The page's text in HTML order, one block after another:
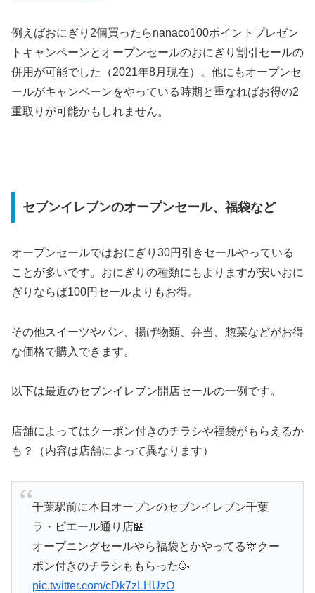
例えばおにぎり2個買ったらnanaco100ポイントプレゼン
トキャンペーンとオープンセールのおにぎり割引セールの
併用が可能でした（2021年8月現在）。他にもオープンセ
ールがキャンペーンをやっている時期と重なればお得の2
重取りが可能かもしれません。
セブンイレブンのオープンセール、福袋など
オープンセールではおにぎり30円引きセールやっている
ことが多いです。おにぎりの種類にもよりますが安いおに
ぎりならば100円セールよりもお得。
その他スイーツやパン、揚げ物類、弁当、惣菜などがお得
な価格で購入できます。
以下は最近のセブンイレブン開店セールの一例です。
店舗によってはクーポン付きのチラシや福袋がもらえるか
も？（内容は店舗によって異なります）
千葉駅前に本日オープンのセブンイレブン千葉
ラ・ピエール通り店🏪
オープニングセールやら福袋とかやってる🎊クー
ポン付きのチラシももらった🥳
pic.twitter.com/cDk7zLHUzO